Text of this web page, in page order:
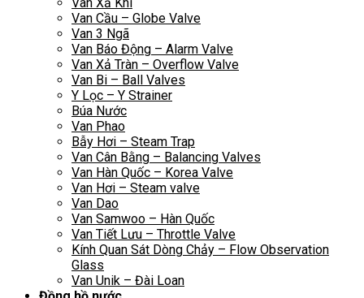
Van Cầu – Globe Valve
Van 3 Ngã
Van Báo Động – Alarm Valve
Van Xả Tràn – Overflow Valve
Van Bi – Ball Valves
Y Lọc – Y Strainer
Búa Nước
Van Phao
Bẫy Hơi – Steam Trap
Van Cân Bằng – Balancing Valves
Van Hàn Quốc – Korea Valve
Van Hơi – Steam valve
Van Dao
Van Samwoo – Hàn Quốc
Van Tiết Lưu – Throttle Valve
Kính Quan Sát Dòng Chảy – Flow Observation
Glass
Van Unik – Đài Loan